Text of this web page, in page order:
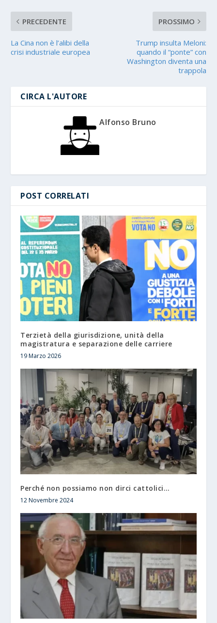
PRECEDENTE
La Cina non è l’alibi della
crisi industriale europea
PROSSIMO
Trump insulta Meloni:
quando il “ponte” con
Washington diventa una
trappola
CIRCA L'AUTORE
Alfonso Bruno
POST CORRELATI
Terzietà della giurisdizione, unità della
magistratura e separazione delle carriere
19 Marzo 2026
Perché non possiamo non dirci cattolici…
12 Novembre 2024